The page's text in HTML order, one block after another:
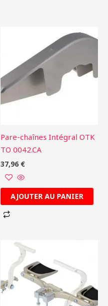
Pare-chaînes Intégral OTK
TO 0042.CA
37,96 €
AJOUTER AU PANIER